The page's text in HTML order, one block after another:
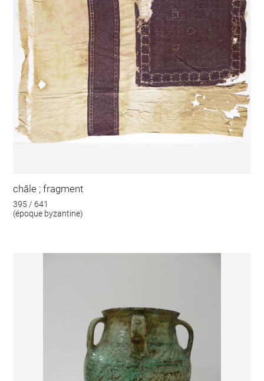
châle ; fragment
395 / 641
(époque byzantine)